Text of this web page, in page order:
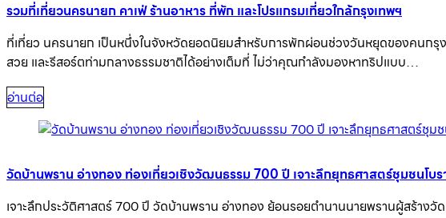
รวมที่เที่ยวนครนายก คาเฟ่ ร้านอาหาร ที่พัก และโปรแกรมเที่ยวใกล้กรุงเทพฯ
ที่เที่ยว นครนายก เป็นหนึ่งในจังหวัดยอดนิยมสำหรับการพักผ่อนช่วงวันหยุดของคนกรุง
สวย และรีสอร์ตท่ามกลางธรรมชาติได้อย่างเต็มที่ ไม่ว่าคุณกำลังมองหาทริปแบบ…
อ่านต่อ
วัดบ้านพราน อ่างทอง ท่องเที่ยวเชิงวัฒนธรรม 700 ปี เจาะลึกยุทธศาสตร์ชุมชนโ
เจาะลึกประวัติศาสตร์ 700 ปี วัดบ้านพราน อ่างทอง ย้อนรอยตำนานนายพรานผู้สร้าง